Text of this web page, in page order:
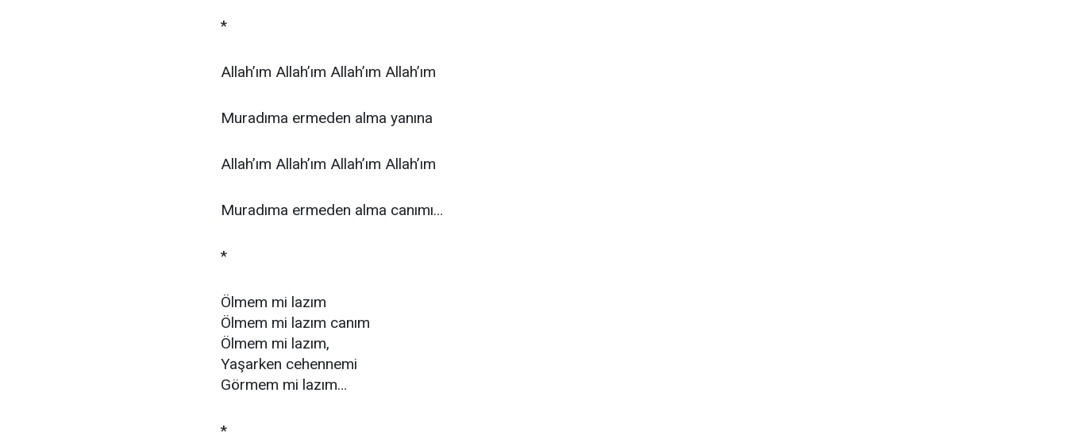
*
Allah’ım Allah’ım Allah’ım Allah’ım
Muradıma ermeden alma yanına
Allah’ım Allah’ım Allah’ım Allah’ım
Muradıma ermeden alma canımı…
*
Ölmem mi lazım
Ölmem mi lazım canım
Ölmem mi lazım,
Yaşarken cehennemi
Görmem mi lazım…
*